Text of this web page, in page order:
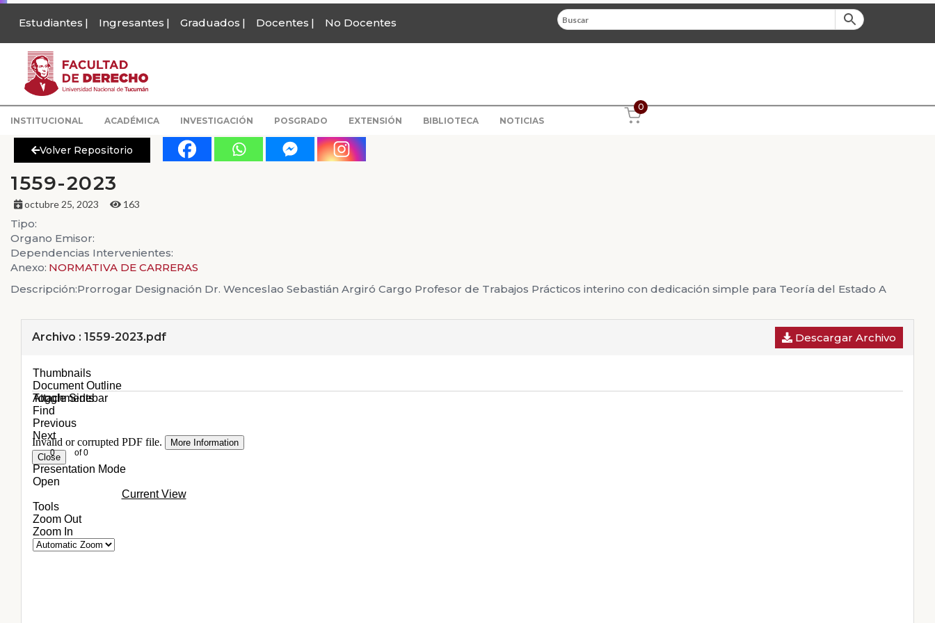
Estudiantes Ingresantes Graduados Docentes No Docentes
INSTITUCIONAL ACADÉMICA INVESTIGACIÓN POSGRADO EXTENSIÓN BIBLIOTECA NOTICIAS
0
Volver Repositorio
1559-2023
octubre 25, 2023 163
Tipo:
Organo Emisor:
Dependencias Intervenientes:
Anexo: NORMATIVA DE CARRERAS
Descripción:Prorrogar Designación Dr. Wenceslao Sebastián Argiró Cargo Profesor de Trabajos Prácticos interino con dedicación simple para Teoría del Estado A
Archivo : 1559-2023.pdf Descargar Archivo